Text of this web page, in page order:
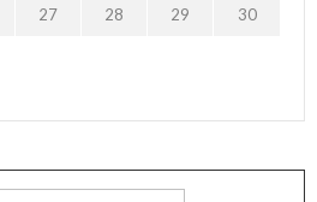
27 28 29 30